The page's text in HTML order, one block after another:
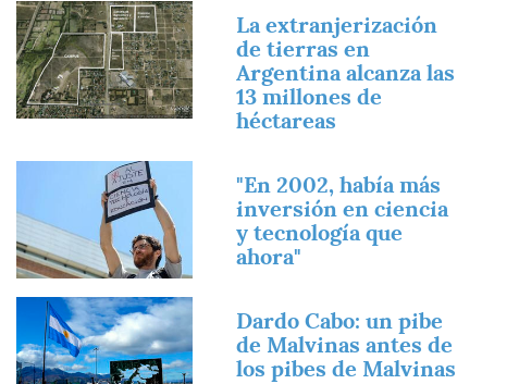
Imagen
La extranjerización
de tierras en
Argentina alcanza las
13 millones de
héctareas
"En 2002, había más
inversión en ciencia
y tecnología que
ahora"
Imagen
Dardo Cabo: un pibe
de Malvinas antes de
los pibes de Malvinas